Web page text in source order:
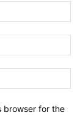
browser for the